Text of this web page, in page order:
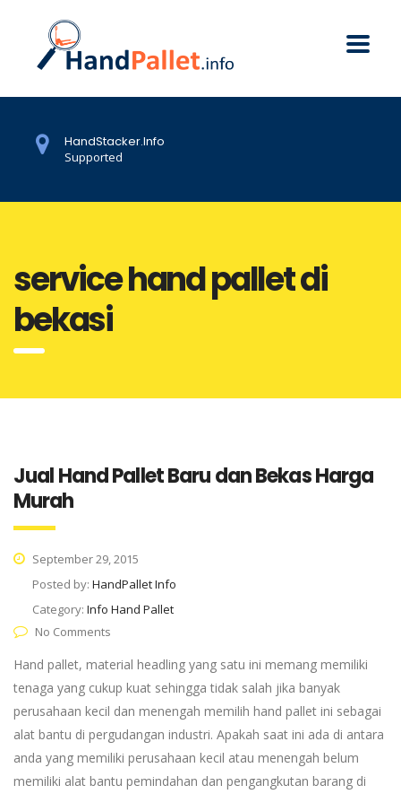
HandStacker.Info
Supported
service hand pallet di
bekasi
Jual Hand Pallet Baru dan Bekas Harga
Murah
September 29, 2015
Posted by: HandPallet Info
Category: Info Hand Pallet
No Comments
Hand pallet, material headling yang satu ini memang memiliki
tenaga yang cukup kuat sehingga tidak salah jika banyak
perusahaan kecil dan menengah memilih hand pallet ini sebagai
alat bantu di pergudangan industri. Apakah saat ini ada di antara
anda yang memiliki perusahaan kecil atau menengah belum
memiliki alat bantu pemindahan dan pengangkutan barang di